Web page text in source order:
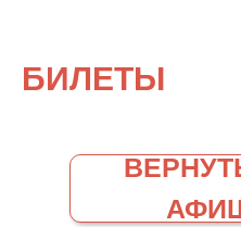
БИЛЕТЫ